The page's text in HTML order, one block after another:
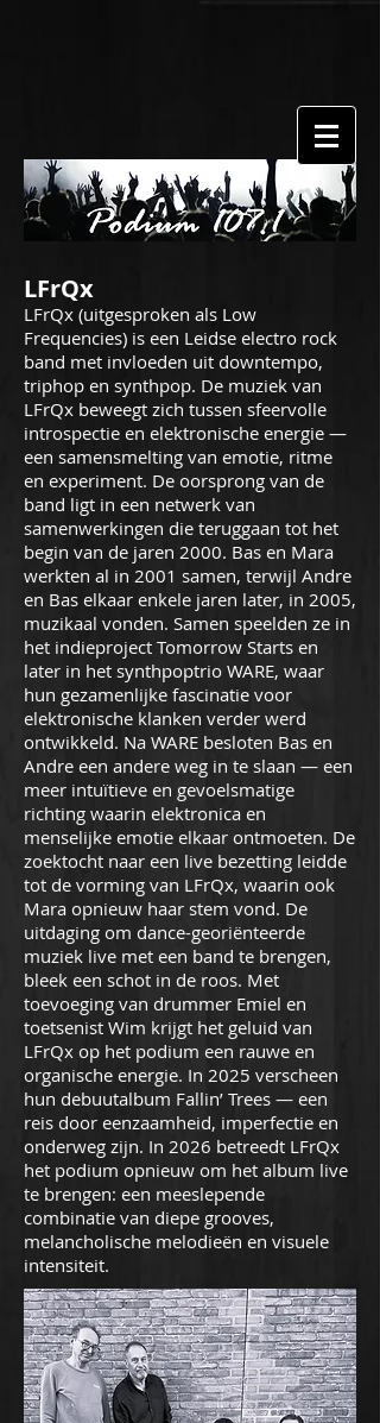
LFrQx
LFrQx (uitgesproken als Low
Frequencies) is een Leidse electro rock
band met invloeden uit downtempo,
triphop en synthpop. De muziek van
LFrQx beweegt zich tussen sfeervolle
introspectie en elektronische energie —
een samensmelting van emotie, ritme
en experiment. De oorsprong van de
band ligt in een netwerk van
samenwerkingen die teruggaan tot het
begin van de jaren 2000. Bas en Mara
werkten al in 2001 samen, terwijl Andre
en Bas elkaar enkele jaren later, in 2005,
muzikaal vonden. Samen speelden ze in
het indieproject Tomorrow Starts en
later in het synthpoptrio WARE, waar
hun gezamenlijke fascinatie voor
elektronische klanken verder werd
ontwikkeld. Na WARE besloten Bas en
Andre een andere weg in te slaan — een
meer intuïtieve en gevoelsmatige
richting waarin elektronica en
menselijke emotie elkaar ontmoeten. De
zoektocht naar een live bezetting leidde
tot de vorming van LFrQx, waarin ook
Mara opnieuw haar stem vond. De
uitdaging om dance-georiënteerde
muziek live met een band te brengen,
bleek een schot in de roos. Met
toevoeging van drummer Emiel en
toetsenist Wim krijgt het geluid van
LFrQx op het podium een rauwe en
organische energie. In 2025 verscheen
hun debuutalbum Fallin’ Trees — een
reis door eenzaamheid, imperfectie en
onderweg zijn. In 2026 betreedt LFrQx
het podium opnieuw om het album live
te brengen: een meeslepende
combinatie van diepe grooves,
melancholische melodieën en visuele
intensiteit.